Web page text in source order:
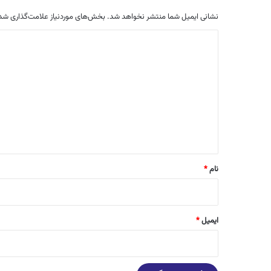
نشانی ایمیل شما منتشر نخواهد شد. بخش‌های موردنیاز علامت‌گذاری
نام*
ایمیل*